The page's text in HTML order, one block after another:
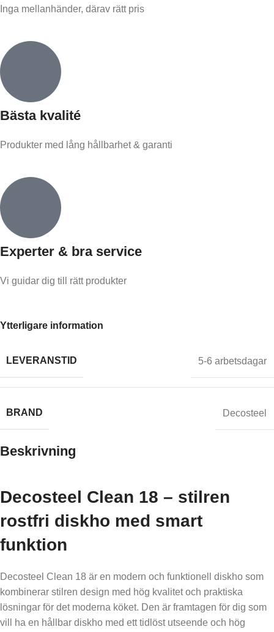
Inga mellanhänder, därav rätt pris
Bästa kvalité
Produkter med lång hållbarhet & garanti
Experter & bra service
Vi guidar dig till rätt produkter
Ytterligare information
LEVERANSTID 5-6 arbetsdagar
BRAND Decosteel
Beskrivning
Decosteel Clean 18 – stilren
rostfri diskho med smart
funktion
Decosteel Clean 18 är en modern och funktionell diskho som
kombinerar stilren design med hög kvalitet och praktiska
lösningar för det moderna köket. Den är framtagen för dig som
vill ha en hållbar diskho med ett tidlöst utseende och hög